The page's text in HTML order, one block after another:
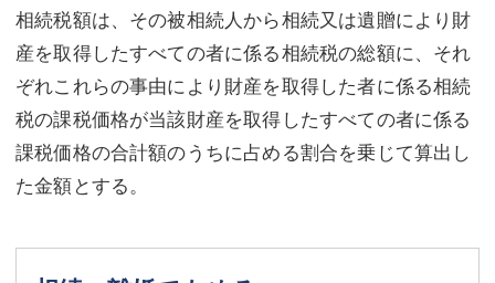
相続税額は、その被相続人から相続又は遺贈により財
産を取得したすべての者に係る相続税の総額に、それ
ぞれこれらの事由により財産を取得した者に係る相続
税の課税価格が当該財産を取得したすべての者に係る
課税価格の合計額のうちに占める割合を乗じて算出し
た金額とする。